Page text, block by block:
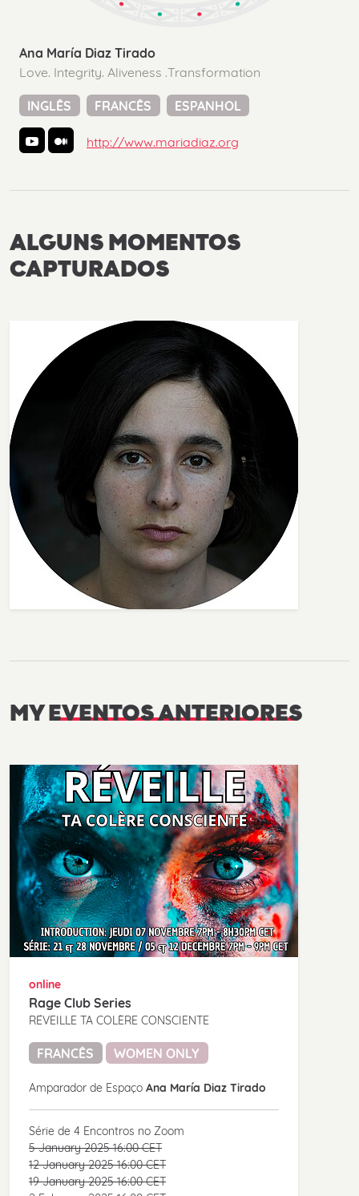
Ana María Diaz Tirado
Love. Integrity. Aliveness .Transformation
INGLÊS FRANCÊS ESPANHOL
http://www.mariadiaz.org
ALGUNS MOMENTOS
CAPTURADOS
MYEVENTOS ANTERIORES
online
Rage Club Series
RÉVEILLE TA COLÈRE CONSCIENTE
FRANCÊS WOMEN ONLY
Amparador de Espaço Ana María Diaz Tirado
Série de 4 Encontros no Zoom
5 January 2025 16:00 CET
12 January 2025 16:00 CET
19 January 2025 16:00 CET